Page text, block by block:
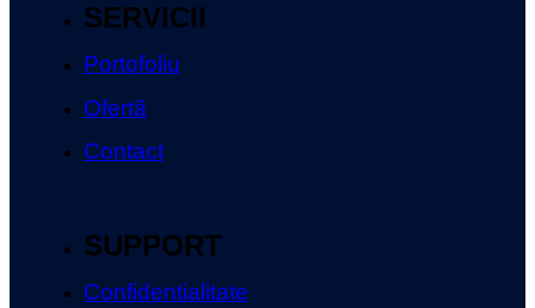
SERVICII
Portofoliu
Ofertă
Contact
SUPPORT
Confidentialitate